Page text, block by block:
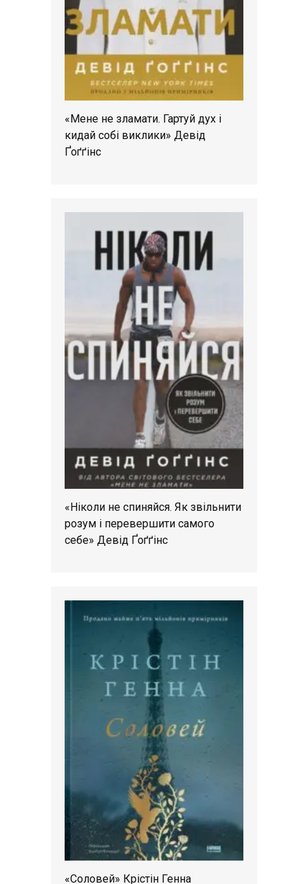
«Мене не зламати. Гартуй дух і
кидай собі виклики» Девід
Ґоґґінс
«Ніколи не спиняйся. Як звільнити
розум і перевершити самого
себе» Девід Ґоґґінс
«Соловей» Крістін Генна